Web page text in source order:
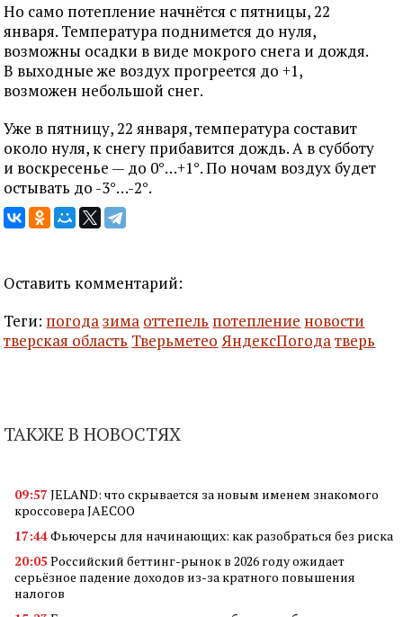
Но само потепление начнётся с пятницы, 22
января. Температура поднимется до нуля,
возможны осадки в виде мокрого снега и дождя.
В выходные же воздух прогреется до +1,
возможен небольшой снег.
Уже в пятницу, 22 января, температура составит
около нуля, к снегу прибавится дождь. А в субботу
и воскресенье — до 0°…+1°. По ночам воздух будет
остывать до -3°…-2°.
Оставить комментарий:
Теги: погодазима оттепель потепление новости
тверская область Тверьметео ЯндексПогодатверь
ТАКЖЕ В НОВОСТЯХ
09:57 JELAND: что скрывается за новым именем знакомого
кроссовера JAECOO
17:44Фьючерсы для начинающих: как разобраться без риска
20:05Российский беттинг-рынок в 2026 году ожидает
серьёзное падение доходов из-за кратного повышения
налогов